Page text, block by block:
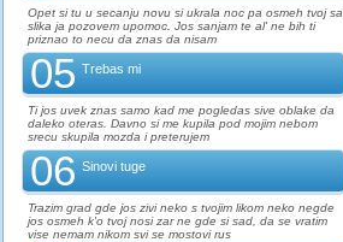
Opet si tu u secanju novu si ukrala noc pa osmeh tvoj sa
slika ja pozovem upomoc. Jos sanjam te al' ne bih ti
priznao to necu da znas da nisam
05 Trebas mi
Ti jos uvek znas samo kad me pogledas sive oblake da
daleko oteras. Davno si me kupila pod mojim nebom
srecu skupila mozda i preterujem
06 Sinovi tuge
Trazim grad gde jos zivi neko s tvojim likom neko negde
jos osmeh k'o tvoj nosi zar ne gde si sad, da se vratim
vise nemam nikom svi se mostovi rus